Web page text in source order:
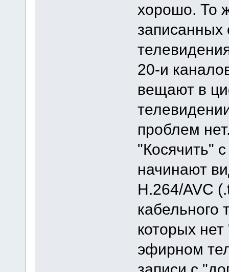
хорошо. То
записанных
20-и
вещают в
проблем
"Косячить"
начинают
H.264/AVC
кабельного
которых
эфирном